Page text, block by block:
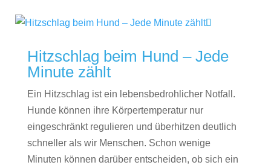
Hitzschlag beim Hund – Jede
Minute zählt
Ein Hitzschlag ist ein lebensbedrohlicher Notfall.
Hunde können ihre Körpertemperatur nur
eingeschränkt regulieren und überhitzen deutlich
schneller als wir Menschen. Schon wenige
Minuten können darüber entscheiden, ob sich ein